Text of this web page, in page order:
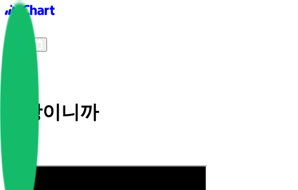
iChart logo
사랑이니까